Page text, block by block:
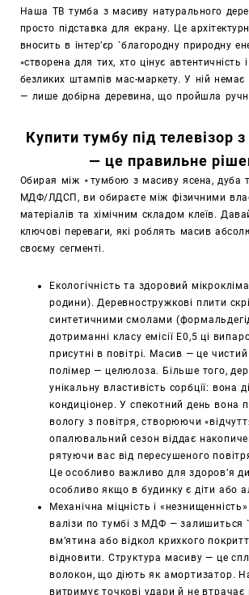
Наша ТВ тумба з масиву натурального
просто підставка для екрану. Це
вносить в інтер’єр `благородну природну
⭒створена для тих, хто цінує автентичність
безликих штампів мас-маркету. У ній немає
— лише добірна деревина, що пройшла
Купити тумбу під телевізор
— це правильне
Обирая між ⋆тумбою з масиву ясена, дуба
МДФ/ЛДСП, ви обираєте між фізичними
матеріалів та хімічним складом клеїв.
ключові переваги, які роблять масив
своєму сегменті.
Екологічність та здоровий
родини). Деревностружкові плити
синтетичними смолами
дотриманні класу емісії Е0,5 ці
присутні в повітрі. Масив — це
полімер — целюлоза. Більше того,
унікальну властивість сорбції: вона
кондиціонер. У спекотний день вона
вологу з повітря, створюючи
опалювальний сезон віддає
рятуючи вас від пересушеного
Це особливо важливо для здоров’я
особливо якщо в будинку є діти або
Механічна міцність і
валізи по тумбі з МДФ — залишиться
вм’ятина або відкол крихкого
відновити. Структура масиву — це
волокон, що діють як амортизатор.
витримує точкові удари й не втрачає